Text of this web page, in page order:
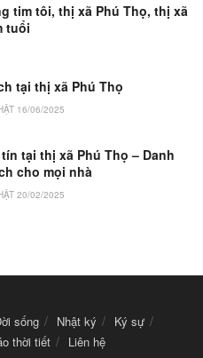
tim tôi, thị xã Phú Thọ, thị xã
tuổi
tại thị xã Phú Thọ
16/06/2025
tại thị xã Phú Thọ – Danh
cho mọi nhà
20/02/2025
sống Nhật ký
Ký sự
thời tiết Liên hệ